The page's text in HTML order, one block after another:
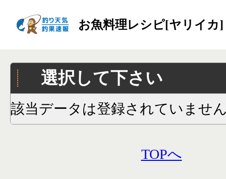
お魚料理レシピ[ヤリイカ]
選択して下さい
該当データは登録されていませ
TOPへ